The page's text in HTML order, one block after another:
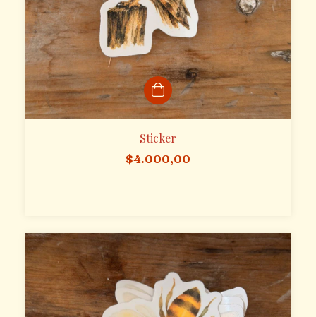
Sticker
$4.000,00